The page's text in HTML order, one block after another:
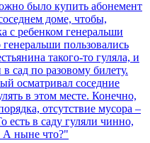
было купить абонемент
доме, чтобы,
с ребенком генеральши
пользовались
такого-то гуляла, и
сад по разовому билету.
осматривал соседние
в этом месте. Конечно,
отсутствие мусора –
есть в саду гуляли чинно,
А ныне что?"